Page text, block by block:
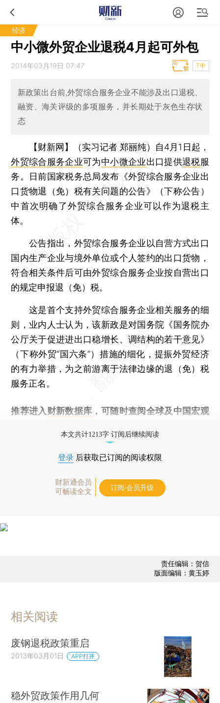
经济
中小微外贸企业退税4月起可外包
2014年03月19日 07:47 T中
新政策出台前,外贸综合服务企业不能涉及出口退税、
融资、海关评级的多项服务，并长期处于灰色生存状
态
【财新网】（实习记者 郑丽纯） 自4月1日起，
外贸综合服务企业可为中小微企业出口提供退税服
务。日前国家税务总局发布《外贸综合服务企业出
口货物退（免）税有关问题的公告》（下称公告）
中首次明确了外贸综合服务企业可以作为退税主
体。
公告指出，外贸综合服务企业以自营方式出口
国内生产企业与境外单位或个人签约的出口货物，
符合相关条件后可由外贸综合服务企业按自营出口
的规定申报退（免）税。
这是首个支持外贸综合服务企业相关服务的细
则，业内人士认为，该新政是对国务院《国务院办
公厅关于促进进出口稳增长、调结构的若干意见》
（下称外贸“国六条”）措施的细化，提振外贸经济
的有力举措，为之前游离于法律边缘的退（免）税
服务正名。
推荐进入 财新数据库 ，可随时查阅全球及中国宏观
本文共计1213字 订阅后继续阅读
登录 后获取已订阅的阅读权限
财新通会员
可畅读全文
订阅/会员升级
责任编辑：贺信
版面编辑：黄玉婷
相关阅读
废钢退税政策重启
2013年03月01日 APP打开
稳外贸政策作用几何